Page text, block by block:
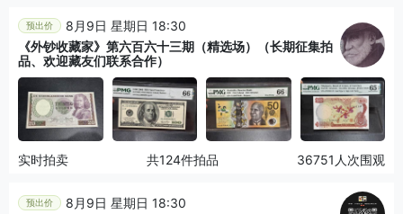
预出价
8月9日 星期日 18:30
《外钞收藏家》第六百六十三期（精选场）（长期征集拍
品、欢迎藏友们联系合作）
实时拍卖 共124件拍品 36751人次围观
预出价
8月9日 星期日 18:30